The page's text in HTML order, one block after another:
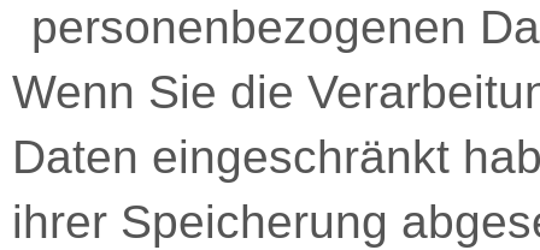
personenbezogenen
Wenn Sie die
Daten eingeschränkt
ihrer Speicherung